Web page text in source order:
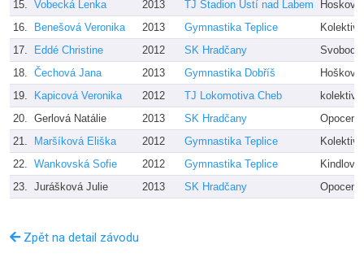
15. Vobecká Lenka 2013 TJ Stadion Ústí nad Labem
16.
Benešová Veronika 2013 Gymnastika Teplice
Kolektiv
17.
Eddé Christine 2012 SK Hradčany
18. Čechová Jana 2013 Gymnastika Dobříš
19.
Kapicová Veronika 2012 TJ Lokomotiva Cheb
kolektiv
20. Gerlová Natálie 2013 SK Hradčany
21.
Maršíková Eliška 2012 Gymnastika Teplice
Kolektiv
22. Wankovská Sofie 2012 Gymnastika Teplice
23. Jurášková Julie 2013 SK Hradčany
Zpět na detail závodu